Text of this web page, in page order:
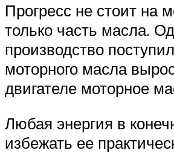
Прогресс не стоит на
только часть масла.
производство
моторного масла
двигателе моторное
Любая энергия в
избежать ее